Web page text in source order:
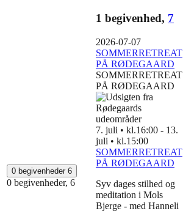
0 begivenheder 6
0 begivenheder, 6
1 begivenhed, 7
2026-07-07
SOMMERRETREAT
PÅ RØDEGAARD
SOMMERRETREAT
PÅ RØDEGAARD
7. juli • kl.16:00 - 13.
juli • kl.15:00
SOMMERRETREAT
PÅ RØDEGAARD
Syv dages stilhed og
meditation i Mols
Bjerge - med Hanneli